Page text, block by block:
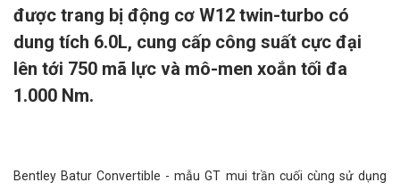
được trang bị động cơ W12 twin-turbo có
dung tích 6.0L, cung cấp công suất cực đại
lên tới 750 mã lực và mô-men xoắn tối đa
1.000 Nm.
Bentley Batur Convertible - mẫu GT mui trần cuối cùng sử dụng